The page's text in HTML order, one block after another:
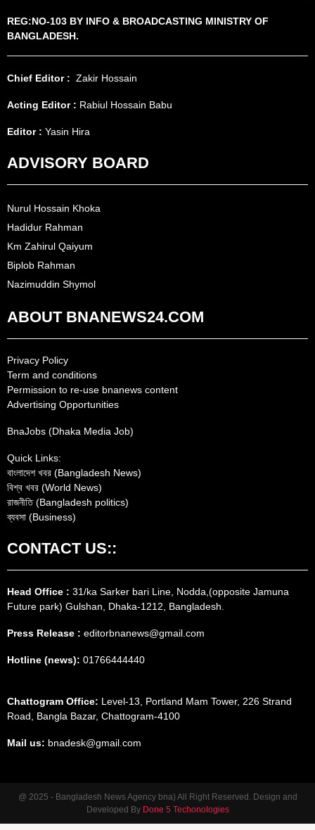
REG:NO-103 BY INFO & BROADCASTING MINISTRY OF
BANGLADESH.
Chief Editor : Zakir Hossain
Acting Editor : Rabiul Hossain Babu
Editor : Yasin Hira
ADVISORY BOARD
Nurul Hossain Khoka
Hadidur Rahman
Km Zahirul Qaiyum
Biplob Rahman
Nazimuddin Shymol
ABOUT BNANEWS24.COM
Privacy Policy
Term and conditions
Permission to re-use bnanews content
Advertising Opportunities
BnaJobs (Dhaka Media Job)
Quick Links:
বাংলাদেশ খবর (Bangladesh News)
বিশ্ব খবর (World News)
রাজনীতি (Bangladesh politics)
ব্যবসা (Business)
CONTACT US::
Head Office : 31/ka Sarker bari Line, Nodda,(opposite Jamuna
Future park) Gulshan, Dhaka-1212, Bangladesh.
Press Release : editorbnanews@gmail.com
Hotline (news): 01766444440
Chattogram Office: Level-13, Portland Mam Tower, 226 Strand
Road, Bangla Bazar, Chattogram-4100
Mail us: bnadesk@gmail.com
@ 2025 - Bangladesh News Agency bna) All Right Reserved. Design and
Developed By Done 5 Techonologies